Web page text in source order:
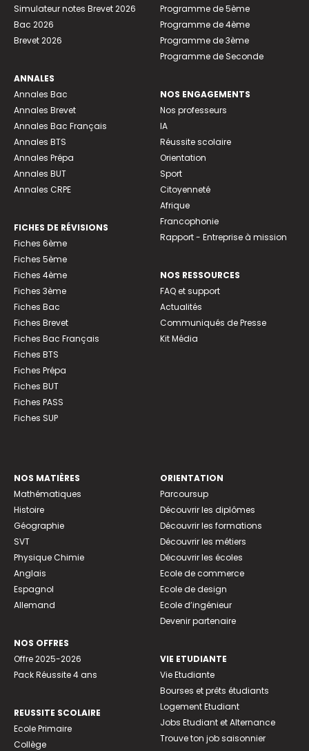
Simulateur notes Brevet 2026
Bac 2026
Brevet 2026
ANNALES
Annales Bac
Annales Brevet
Annales Bac Français
Annales BTS
Annales Prépa
Annales BUT
Annales CRPE
FICHES DE RÉVISIONS
Fiches 6ème
Fiches 5ème
Fiches 4ème
Fiches 3ème
Fiches Bac
Fiches Brevet
Fiches Bac Français
Fiches BTS
Fiches Prépa
Fiches BUT
Fiches PASS
Fiches SUP
Programme de 5ème
Programme de 4ème
Programme de 3ème
Programme de Seconde
NOS ENGAGEMENTS
Nos professeurs
IA
Réussite scolaire
Orientation
Sport
Citoyenneté
Afrique
Francophonie
Rapport - Entreprise à mission
NOS RESSOURCES
FAQ et support
Actualités
Communiqués de Presse
Kit Média
NOS MATIÈRES
Mathématiques
Histoire
Géographie
SVT
Physique Chimie
Anglais
Espagnol
Allemand
NOS OFFRES
Offre 2025-2026
Pack Réussite 4 ans
REUSSITE SCOLAIRE
Ecole Primaire
Collège
ORIENTATION
Parcoursup
Découvrir les diplômes
Découvrir les formations
Découvrir les métiers
Découvrir les écoles
Ecole de commerce
Ecole de design
Ecole d’ingénieur
Devenir partenaire
VIE ETUDIANTE
Vie Etudiante
Bourses et prêts étudiants
Logement Etudiant
Jobs Etudiant et Alternance
Trouve ton job saisonnier